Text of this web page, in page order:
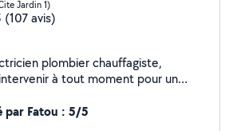
Jardin 1)
(107 avis)
plombier chauffagiste,
à tout moment pour un
par Fatou : 5/5